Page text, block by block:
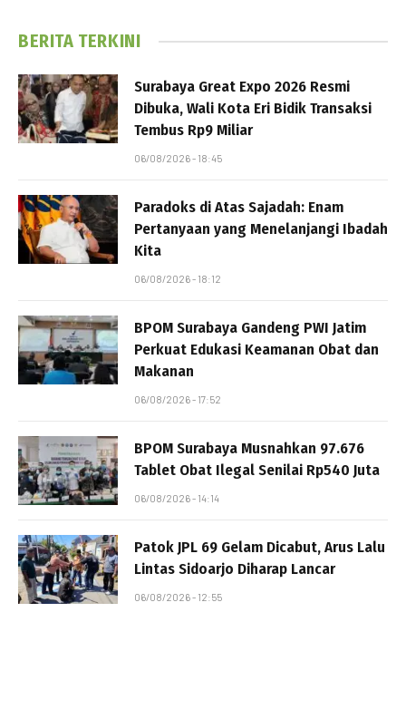
BERITA TERKINI
Surabaya Great Expo 2026 Resmi
Dibuka, Wali Kota Eri Bidik Transaksi
Tembus Rp9 Miliar
06/08/2026 - 18:45
Paradoks di Atas Sajadah: Enam
Pertanyaan yang Menelanjangi Ibadah
Kita
06/08/2026 - 18:12
BPOM Surabaya Gandeng PWI Jatim
Perkuat Edukasi Keamanan Obat dan
Makanan
06/08/2026 - 17:52
BPOM Surabaya Musnahkan 97.676
Tablet Obat Ilegal Senilai Rp540 Juta
06/08/2026 - 14:14
Patok JPL 69 Gelam Dicabut, Arus Lalu
Lintas Sidoarjo Diharap Lancar
06/08/2026 - 12:55